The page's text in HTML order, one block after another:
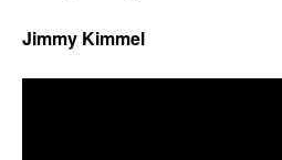
Jimmy Kimmel